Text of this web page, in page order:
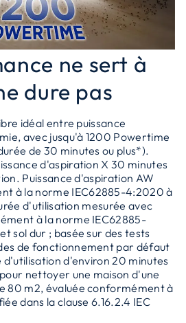
ne sert à
dure pas
idéal entre puissance
avec jusqu'à 1200 Powertime
de 30 minutes ou plus*).
d'aspiration X 30 minutes
Puissance d'aspiration AW
à la norme IEC62885-4:2020 à
d'utilisation mesurée avec
à la norme IEC62885-
sol dur ; basée sur des tests
de fonctionnement par défaut
d'environ 20 minutes
nettoyer une maison d'une
80 m2, évaluée conformément à
dans la clause 6.16.2.4 IEC